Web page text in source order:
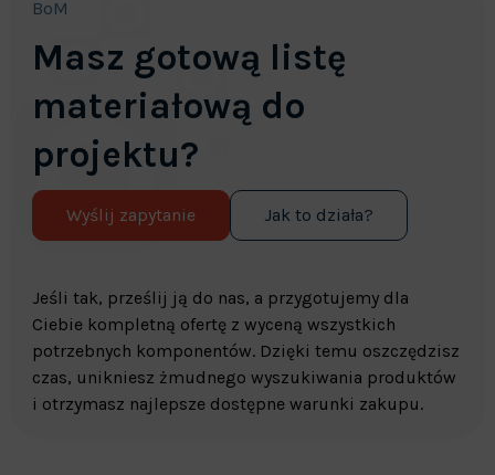
BoM
Masz gotową listę
materiałową do
projektu?
Wyślij zapytanie Jak to działa?
Jeśli tak, prześlij ją do nas, a przygotujemy dla
Ciebie kompletną ofertę z wyceną wszystkich
potrzebnych komponentów. Dzięki temu oszczędzisz
czas, unikniesz żmudnego wyszukiwania produktów
i otrzymasz najlepsze dostępne warunki zakupu.